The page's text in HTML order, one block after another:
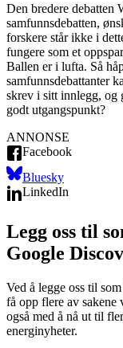
Den bredere debatten
samfunnsdebatten,
forskere står ikke i
fungere som et
Ballen er i lufta. Så
samfunnsdebattanter
skrev i sitt innlegg, og
godt utgangspunkt?
ANNONSE
Facebook
Bluesky
LinkedIn
Legg oss til
Google
Ved å legge oss til
få opp flere av sakene
også med å nå ut til
energinyheter.